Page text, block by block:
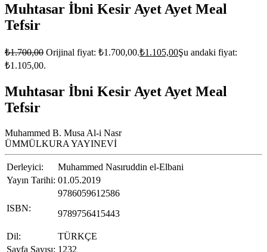
Muhtasar İbni Kesir Ayet Ayet Meal
Tefsir
₺1.700,00 Orijinal fiyat: ₺1.700,00.₺1.105,00Şu andaki fiyat:
₺1.105,00.
Muhtasar İbni Kesir Ayet Ayet Meal
Tefsir
Muhammed B. Musa Al-i Nasr
ÜMMÜLKURA YAYINEVİ
Derleyici:
Muhammed Nasıruddin el-Elbani
Yayın Tarihi: 01.05.2019
ISBN:
9786059612586
9789756415443
Dil:
TÜRKÇE
Sayfa Sayısı: 1232